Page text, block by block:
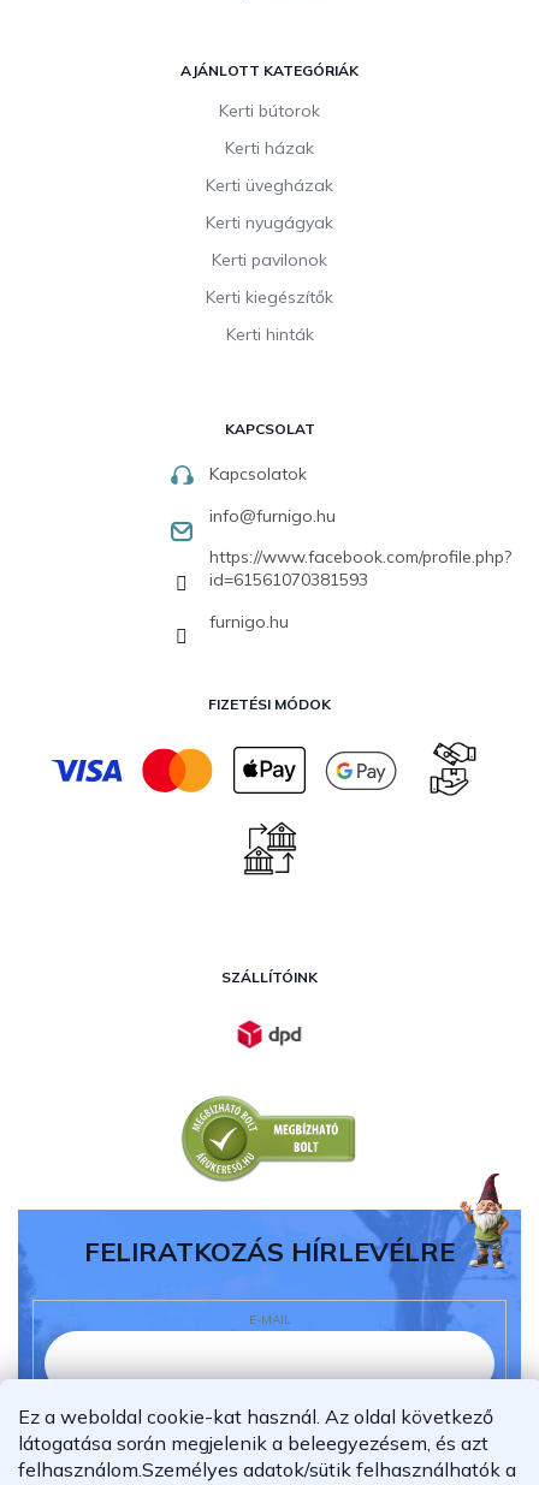
Ez a weboldal cookie-kat használ. Az oldal következő
látogatása során megjelenik a beleegyezésem, és azt
felhasználom.Személyes adatok/sütik felhasználhatók a
AJÁNLOTT KATEGÓRIÁK
Kerti bútorok
Kerti házak
Kerti üvegházak
Kerti nyugágyak
Kerti pavilonok
Kerti kiegészítők
Kerti hinták
KAPCSOLAT
Kapcsolatok
info@furnigo.hu
https://www.facebook.com/profile.php?
id=61561070381593
furnigo.hu
FIZETÉSI MÓDOK
SZÁLLÍTÓINK
FELIRATKOZÁS HÍRLEVÉLRE
E-MAIL
Elolvastam és megértettem azadatvédelmi
nyilatkozatot.